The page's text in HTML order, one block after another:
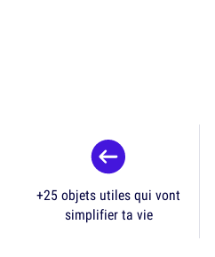
+25 objets utiles qui vont
simplifier ta vie